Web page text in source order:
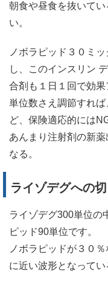
朝食や昼食を抜いて
い。
ノボラピッド３０ミ
し、このインスリン
合剤も１日１回で効果
単位数さえ調節すれ
ど、保険適応的にはNG
あんまり注射剤の新
なる。
ライゾデグへの切
ライゾデグ300単位の
ピッド90単位です。
ノボラピッドが３０
に近い波形となってい